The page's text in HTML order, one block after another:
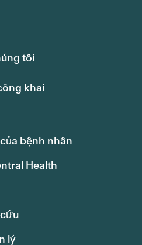
tôi
khai
bệnh nhân
Health
lý